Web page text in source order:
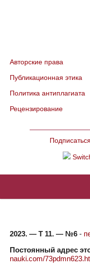
Авторские права
Публикационная этика
Политика антиплагиата
Рецензирование
2023. — Т 11. — №6 -
Постоянный адрес
nauki.com/